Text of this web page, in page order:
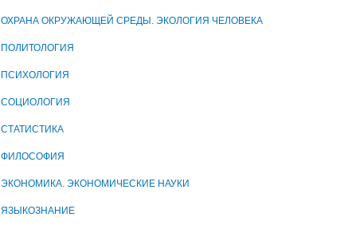
ОХРАНА ОКРУЖАЮЩЕЙ СРЕДЫ. ЭКОЛОГИЯ ЧЕЛОВЕКА
ПОЛИТОЛОГИЯ
ПСИХОЛОГИЯ
СОЦИОЛОГИЯ
СТАТИСТИКА
ФИЛОСОФИЯ
ЭКОНОМИКА. ЭКОНОМИЧЕСКИЕ НАУКИ
ЯЗЫКОЗНАНИЕ